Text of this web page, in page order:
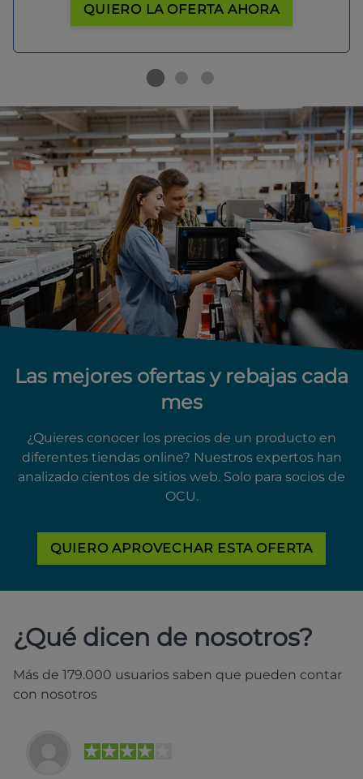
QUIERO LA OFERTA AHORA
Las mejores ofertas y rebajas cada
mes
¿Quieres conocer los precios de un producto en
diferentes tiendas online? Nuestros expertos han
analizado cientos de sitios web. Solo para socios de
OCU.
QUIERO APROVECHAR ESTA OFERTA
¿Qué dicen de nosotros?
Más de 179.000 usuarios saben que pueden contar
con nosotros